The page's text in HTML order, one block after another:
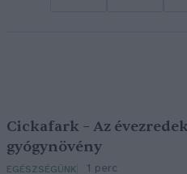
Cickafark – Az
gyógynövény
EGÉSZSÉGÜNK 1 perc